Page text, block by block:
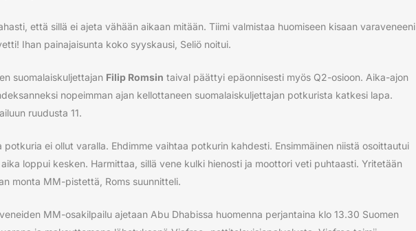
että sillä ei ajeta vähään aikaan mitään. Tiimi valmistaa huomiseen kisaan varaveneeni
Ihan painajaisunta koko syyskausi, Seliö noitui.
suomalaiskuljettajan Filip Romsin taival päättyi epäonnisesti myös Q2-osioon. Aika-ajon
nopeimman ajan kellottaneen suomalaiskuljettajan potkurista katkesi lapa.
ruudusta 11.
potkuria ei ollut varalla. Ehdimme vaihtaa potkurin kahdesti. Ensimmäinen niistä osoittautui
loppui kesken. Harmittaa, sillä vene kulki hienosti ja moottori veti puhtaasti. Yritetään
monta MM-pistettä, Roms suunnitteli.
MM-osakilpailu ajetaan Abu Dhabissa huomenna perjantaina klo 13.30 Suomen